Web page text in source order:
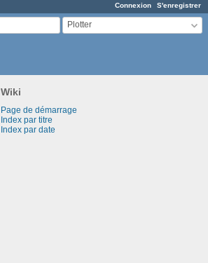
Connexion S'enregistrer
Plotter
Wiki
Page de démarrage
Index par titre
Index par date